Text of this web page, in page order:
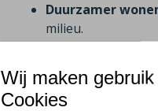
Duurzamer
milieu.
Aantrekkelijke
verdient u uw
Met isolatie profiteert u
Wij maken gebruik
Cookies